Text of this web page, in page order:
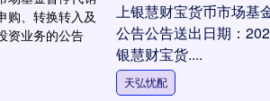
上银慧财宝货币市场基
公告公告送出日期：
银慧财宝货....
天弘忧配